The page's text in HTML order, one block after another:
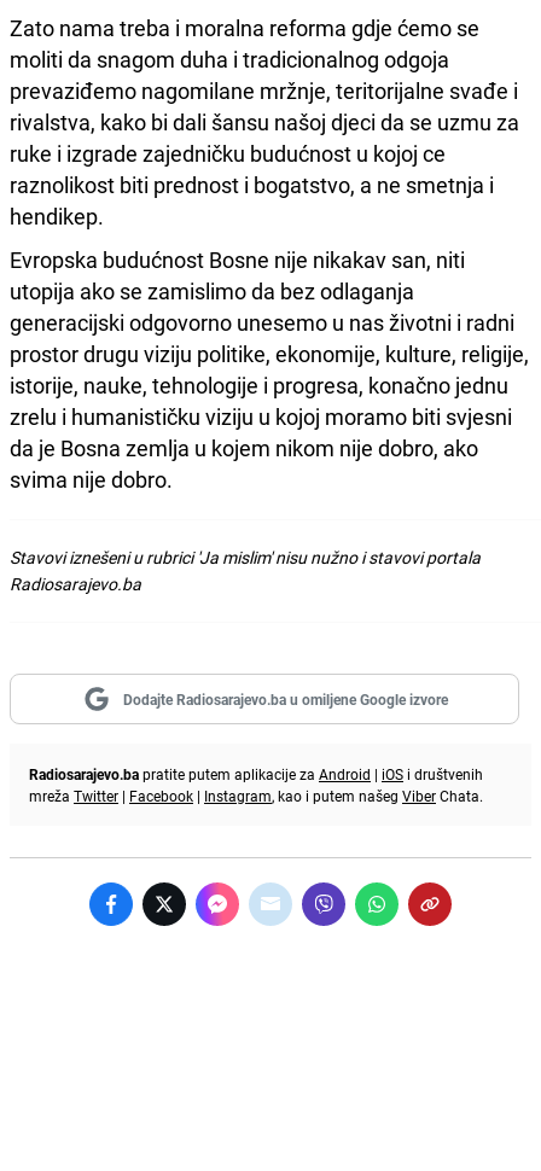
Zato nama treba i moralna reforma gdje ćemo se
moliti da snagom duha i tradicionalnog odgoja
prevaziđemo nagomilane mržnje, teritorijalne svađe i
rivalstva, kako bi dali šansu našoj djeci da se uzmu za
ruke i izgrade zajedničku budućnost u kojoj ce
raznolikost biti prednost i bogatstvo, a ne smetnja i
hendikep.
Evropska budućnost Bosne nije nikakav san, niti
utopija ako se zamislimo da bez odlaganja
generacijski odgovorno unesemo u nas životni i radni
prostor drugu viziju politike, ekonomije, kulture, religije,
istorije, nauke, tehnologije i progresa, konačno jednu
zrelu i humanističku viziju u kojoj moramo biti svjesni
da je Bosna zemlja u kojem nikom nije dobro, ako
svima nije dobro.
Stavovi iznešeni u rubrici 'Ja mislim' nisu nužno i stavovi portala
Radiosarajevo.ba
Dodajte Radiosarajevo.ba u omiljene Google izvore
Radiosarajevo.bapratite putem aplikacije za Android | iOS i društvenih
mreža Twitter | Facebook | Instagram, kao i putem našeg ViberChata.